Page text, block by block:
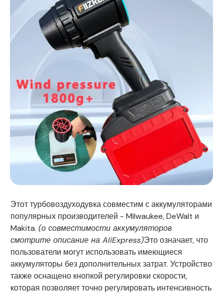
Этот турбовоздуходувка совместим с аккумуляторами
популярных производителей - Milwaukee, DeWalt и
Makita. (о совместимости аккумуляторов
смотрите описание на AliExpress)Это означает, что
пользователи могут использовать имеющиеся
аккумуляторы без дополнительных затрат. Устройство
также оснащено кнопкой регулировки скорости,
которая позволяет точно регулировать интенсивность